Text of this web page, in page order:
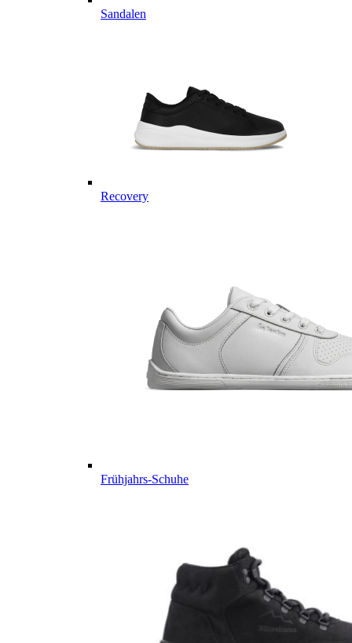
Sandalen
Recovery
Frühjahrs-Schuhe